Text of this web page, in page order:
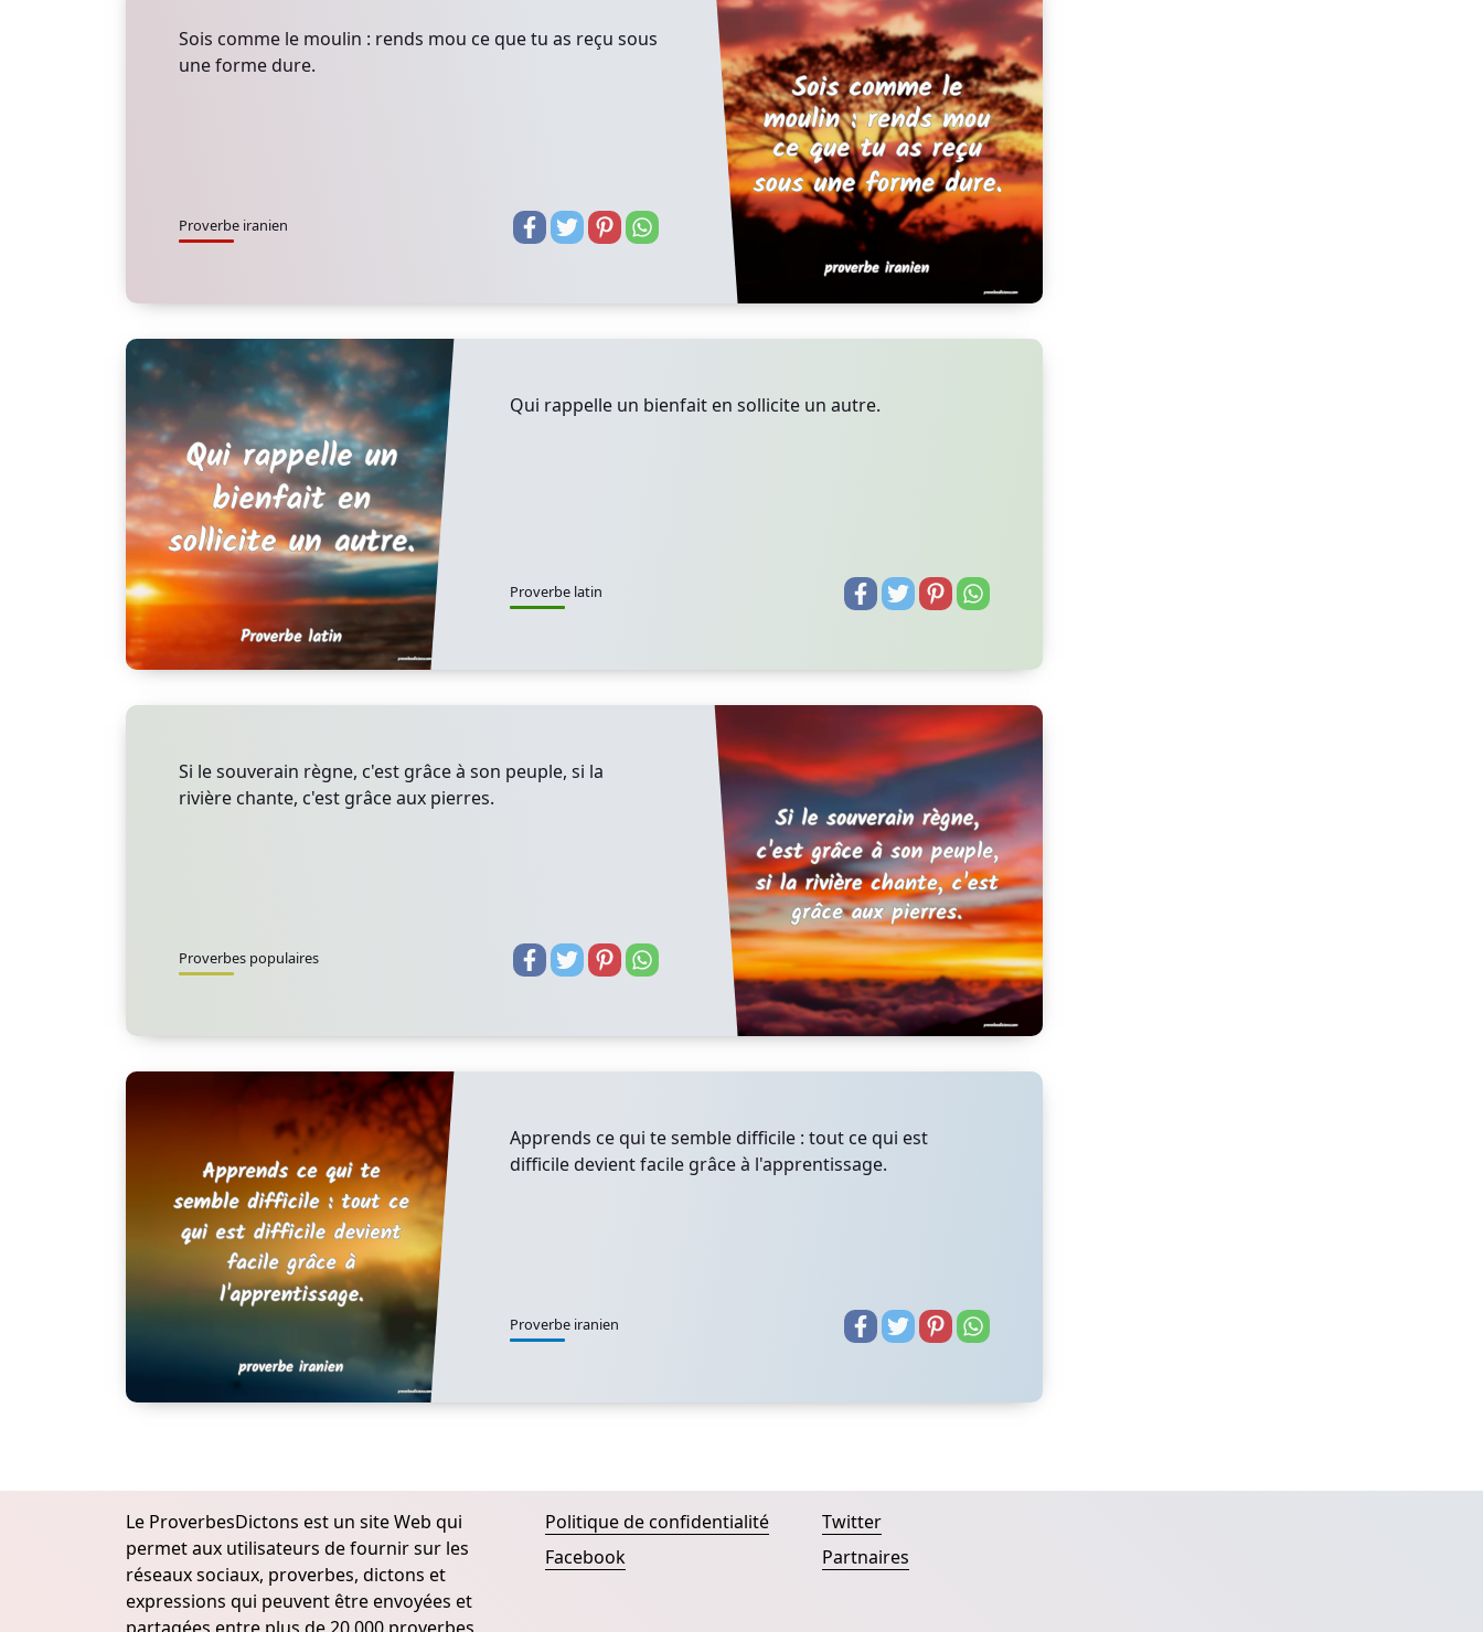
Sois comme le moulin : rends mou ce que tu as reçu sous
une forme dure.
Proverbe iranien
Qui rappelle un bienfait en sollicite un autre.
Proverbe latin
Si le souverain règne, c'est grâce à son peuple, si la
rivière chante, c'est grâce aux pierres.
Proverbes populaires
Apprends ce qui te semble difficile : tout ce qui est
difficile devient facile grâce à l'apprentissage.
Proverbe iranien
Le ProverbesDictons est un site Web qui
permet aux utilisateurs de fournir sur les
réseaux sociaux, proverbes, dictons et
expressions qui peuvent être envoyées et
Politique de confidentialité
Facebook
Twitter
Partnaires